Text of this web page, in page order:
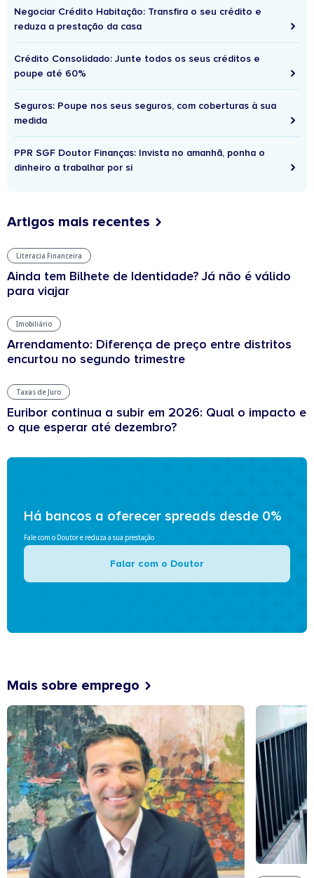
Negociar Crédito Habitação: Transfira o seu crédito e
reduza a prestação da casa
Crédito Consolidado: Junte todos os seus créditos e
poupe até 60%
Seguros: Poupe nos seus seguros, com coberturas à sua
medida
PPR SGF Doutor Finanças: Invista no amanhã, ponha o
dinheiro a trabalhar por si
Artigos mais recentes
Literacia Financeira
Ainda tem Bilhete de Identidade? Já não é válido
para viajar
Imobiliário
Arrendamento: Diferença de preço entre distritos
encurtou no segundo trimestre
Taxas de Juro
Euribor continua a subir em 2026: Qual o impacto e
o que esperar até dezembro?
Há bancos a oferecer spreads desde 0%
Fale com o Doutor e reduza a sua prestação
Falar com o Doutor
Mais sobre emprego